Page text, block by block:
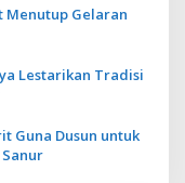
Menutup Gelaran
Lestarikan Tradisi
Guna Dusun untuk